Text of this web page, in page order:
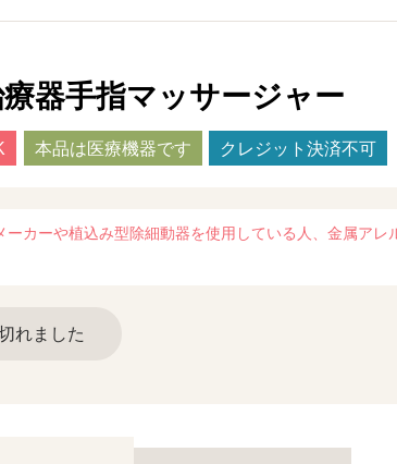
器手指マッサージャー
本品は医療機器です クレジット決済不可
カーや植込み型除細動器を使用している人、金属アレ
れました